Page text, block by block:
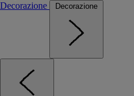
Decorazione
Decorazione